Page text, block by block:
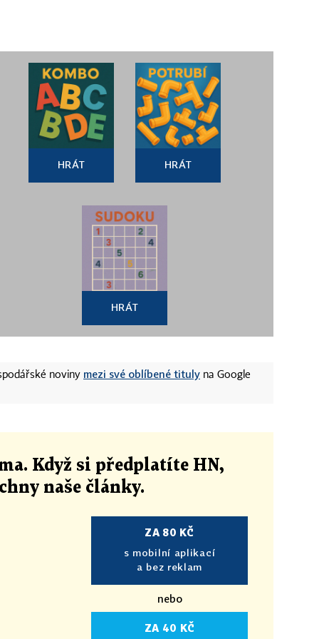
HRÁT HRÁT
HRÁT
noviny mezi své oblíbené tituly na Google
Když si předplatíte HN,
naše články.
ZA 80 KČ
s mobilní aplikací
a bez reklam
nebo
ZA 40 KČ